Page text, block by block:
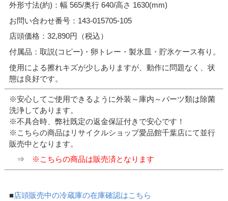
外形寸法(約)：幅 565/奥行 640/高さ 1630(mm)
お問い合わせ番号：143-015705-105
店頭価格：32,890円（税込）
付属品：取説(コピー)・卵トレー・製氷皿・貯氷ケース有り。
使用による擦れキズが少しありますが、動作に問題なく、状
態は良好です。
※安心してご使用できるように外装～庫内～パーツ類は除菌
洗浄してあります。
※不具合時、弊社既定の返金保証付きで安心です！
※こちらの商品はリサイクルショップ愛品館千葉店にて並行
販売中となります。
⇒
※こちらの商品は販売済となります
■店頭販売中の冷蔵庫の在庫確認はこちら